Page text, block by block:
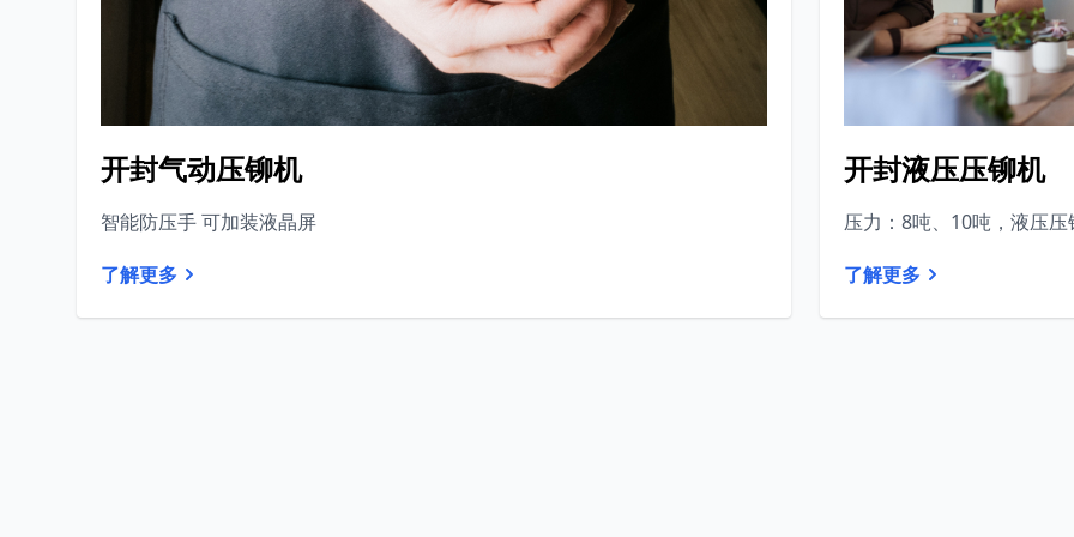
开封气动压铆机
智能防压手 可加装液晶屏
了解更多
开封液压压铆机
压力：8吨、10吨，液压压
了解更多